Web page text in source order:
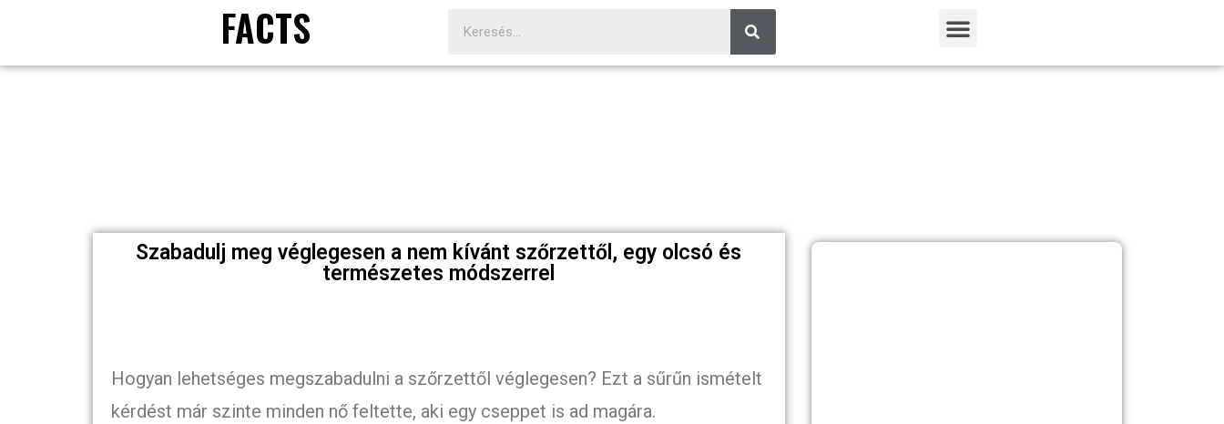
FACTS
Szabadulj meg véglegesen a nem kívánt szőrzettől, egy olcsó és
természetes módszerrel
Hogyan lehetséges megszabadulni a szőrzettől véglegesen? Ezt a sűrűn ismételt
kérdést már szinte minden nő feltette, aki egy cseppet is ad magára.